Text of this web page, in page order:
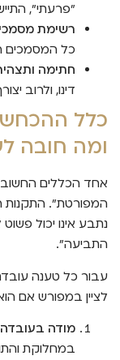
"פרעתי",
רשימת
כל המסמכים
חתימה
דינו, ולרוב
כלל
ומה חובה
אחד הכללים
המפורטת". התקנות
נתבע אינו יכול
התביעה".
עבור כל טענה
לציין במפורש אם
מודה
במחלוקת